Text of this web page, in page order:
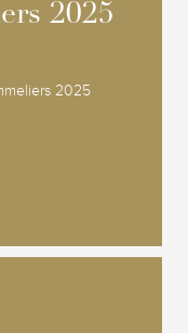
2025
2025
2025